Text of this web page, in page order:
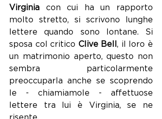
Virginia con cui ha un rapporto
molto stretto, si scrivono lunghe
lettere quando sono lontane. Si
sposa col critico Clive Bell, il loro è
un matrimonio aperto, questo non
sembra particolarmente
preoccuparla anche se scoprendo
le - chiamiamole - affettuose
lettere tra lui è Virginia, se ne